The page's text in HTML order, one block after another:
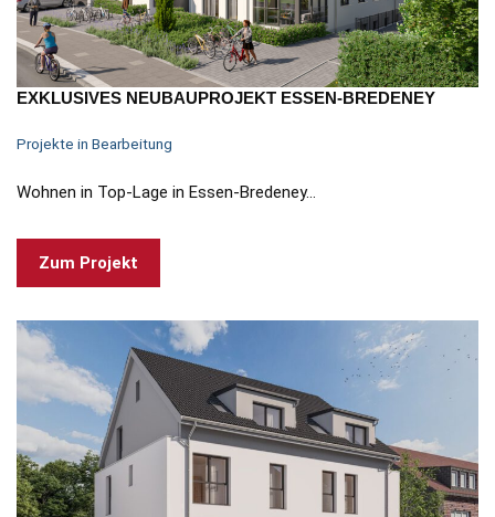
EXKLUSIVES NEUBAUPROJEKT ESSEN-BREDENEY
Projekte in Bearbeitung
Wohnen in Top-Lage in Essen-Bredeney…
Zum Projekt